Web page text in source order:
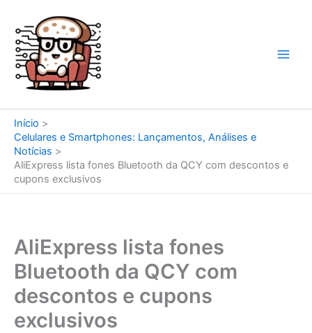
conteúdo
Início
Celulares e Smartphones: Lançamentos, Análises e
Notícias
AliExpress lista fones Bluetooth da QCY com descontos e
cupons exclusivos
AliExpress lista fones
Bluetooth da QCY com
descontos e cupons
exclusivos